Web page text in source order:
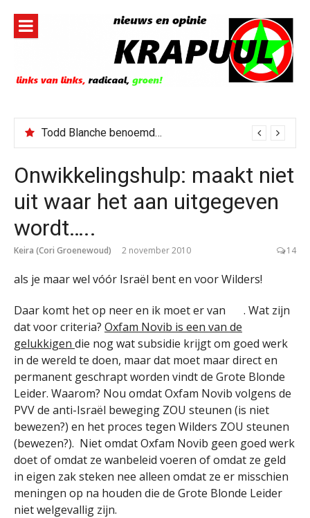
inhoud
Todd Blanche benoemd tot Attorney General
Jerney Kaagman overleden
Onwikkelingshulp: maakt niet
uit waar het aan uitgegeven
wordt…..
Keira (Cori Groenewoud) 2 november 2010 14
als je maar wel vóór Israël bent en voor Wilders!
Daar komt het op neer en ik moet er van
. Wat zijn
dat voor criteria? Oxfam Novib is een van de
gelukkigen die nog wat subsidie krijgt om goed werk
in de wereld te doen, maar dat moet maar direct en
permanent geschrapt worden vindt de Grote Blonde
Leider. Waarom? Nou omdat Oxfam Novib volgens de
PVV de anti-Israël beweging ZOU steunen (is niet
bewezen?) en het proces tegen Wilders ZOU steunen
(bewezen?). Niet omdat Oxfam Novib geen goed werk
doet of omdat ze wanbeleid voeren of omdat ze geld
in eigen zak steken nee alleen omdat ze er misschien
meningen op na houden die de Grote Blonde Leider
niet welgevallig zijn.